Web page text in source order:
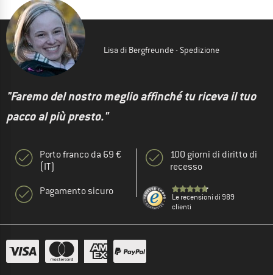
Lisa di Bergfreunde - Spedizione
"Faremo del nostro meglio affinché tu riceva il tuo
pacco al più presto."
Porto franco da 69 €
(IT)
Pagamento sicuro
100 giorni di diritto di
recesso
Le recensioni di 989
clienti